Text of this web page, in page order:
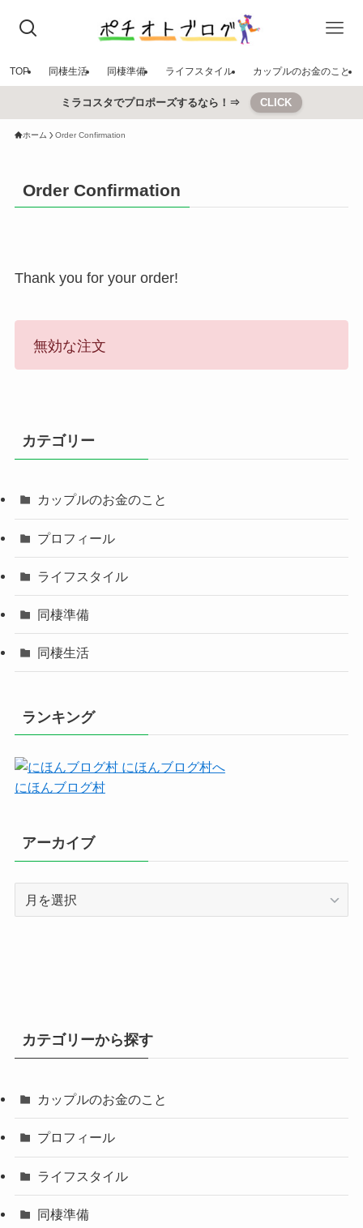
TOP 同棲生活 同棲準備 ライフスタイル カップルのお金のこと
ミラコスタでプロポーズするなら！⇒ CLICK
ホーム Order Confirmation
Order Confirmation
Thank you for your order!
無効な注文
カテゴリー
カップルのお金のこと
プロフィール
ライフスタイル
同棲準備
同棲生活
ランキング
にほんブログ村
アーカイブ
カテゴリーから探す
カップルのお金のこと
プロフィール
ライフスタイル
同棲準備